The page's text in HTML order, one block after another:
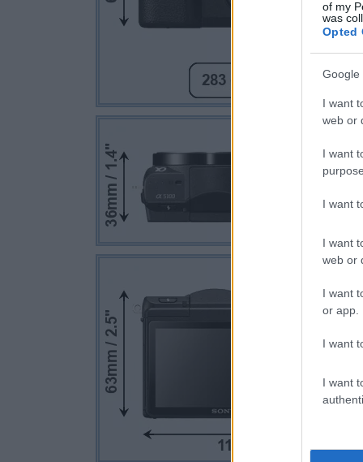
of my
was
Opted
Google
I want
web or
I want
I want
I want
web or
I want
or app.
I want
I want